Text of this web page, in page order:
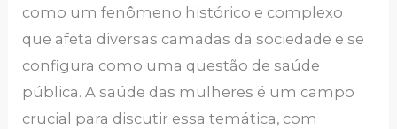
como um fenômeno histórico e complexo
que afeta diversas camadas da sociedade e se
configura como uma questão de saúde
pública. A saúde das mulheres é um campo
crucial para discutir essa temática, com